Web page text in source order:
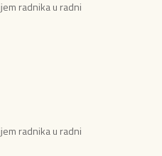
radnika u radni
radnika u radni